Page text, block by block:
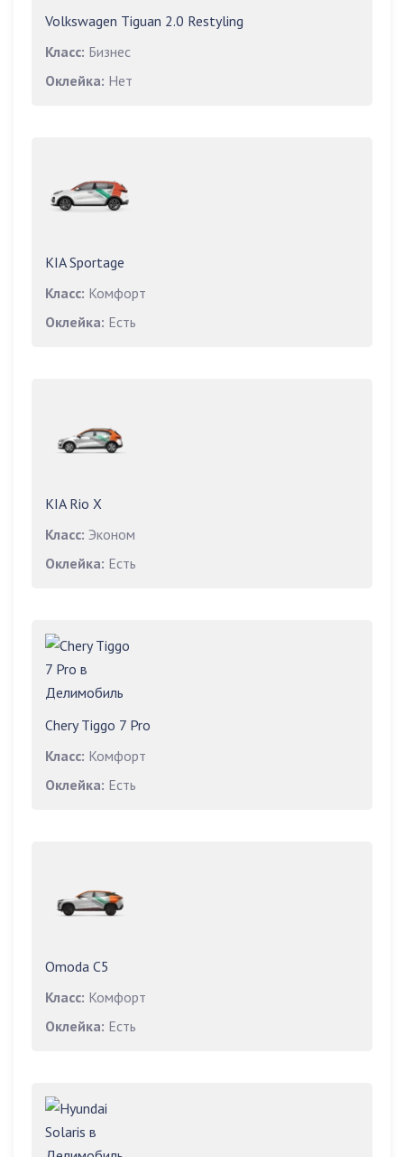
Volkswagen Tiguan 2.0 Restyling
Класс: Бизнес
Оклейка: Нет
KIA Sportage
Класс: Комфорт
Оклейка: Есть
KIA Rio X
Класс: Эконом
Оклейка: Есть
Chery Tiggo 7 Pro
Класс: Комфорт
Оклейка: Есть
Omoda C5
Класс: Комфорт
Оклейка: Есть